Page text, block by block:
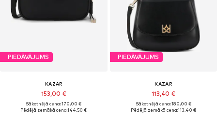
PIEDĀVĀJUMS
KAZAR
153,00 €
Sākotnējā cena: 170,00 €
Pēdējā zemākā cena:144,50 €
PIEDĀVĀJUMS
KAZAR
113,40 €
Sākotnējā cena: 180,00 €
Pēdējā zemākā cena:113,40 €